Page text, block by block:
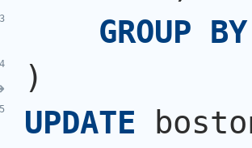
GROUP BY
)
UPDATE